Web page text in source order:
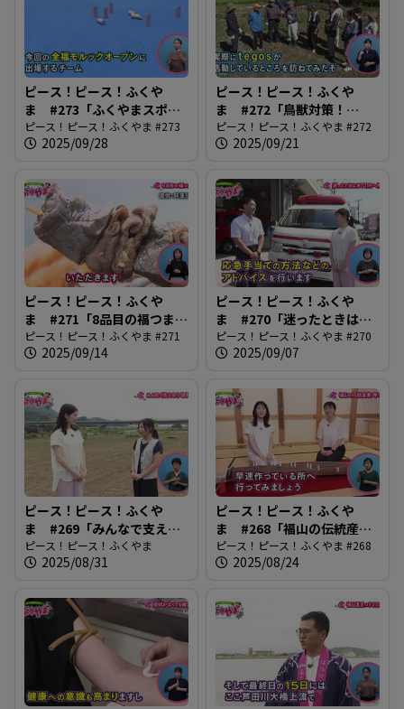
ピース！ピース！ふくや
ま #273「ふくやまスポー
ツフェスティバル2025」
ピース！ピース！ふくやま #273
2025/09/28
ピース！ピース！ふくや
ま #272「鳥獣対策！
tegos出動」
ピース！ピース！ふくやま #272
2025/09/21
ピース！ピース！ふくや
ま #271「8品目の福つま
み」
ピース！ピース！ふくやま #271
2025/09/14
ピース！ピース！ふくや
ま #270「迷ったときは
#7119へ相談」
ピース！ピース！ふくやま #270
2025/09/07
ピース！ピース！ふくや
ま #269「みんなで支え合
う 認知症」
ピース！ピース！ふくやま
2025/08/31
ピース！ピース！ふくや
ま #268「福山の伝統産業
琴づくり」
ピース！ピース！ふくやま #268
2025/08/24